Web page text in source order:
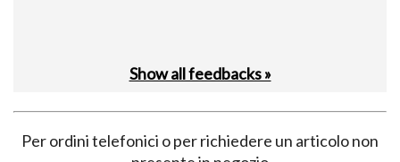
Show all feedbacks »
Per ordini telefonici o per richiedere un articolo non